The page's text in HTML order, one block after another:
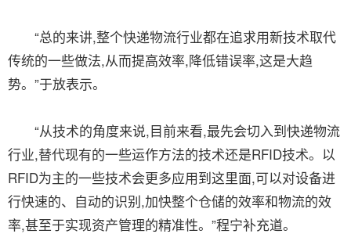
“总的来讲,整个快递物流行业都在追求用新技术取代
传统的一些做法,从而提高效率,降低错误率,这是大趋
势。”于放表示。
“从技术的角度来说,目前来看,最先会切入到快递物流
行业,替代现有的一些运作方法的技术还是RFID技术。以
RFID为主的一些技术会更多应用到这里面,可以对设备进
行快速的、自动的识别,加快整个仓储的效率和物流的效
率,甚至于实现资产管理的精准性。”程宁补充道。